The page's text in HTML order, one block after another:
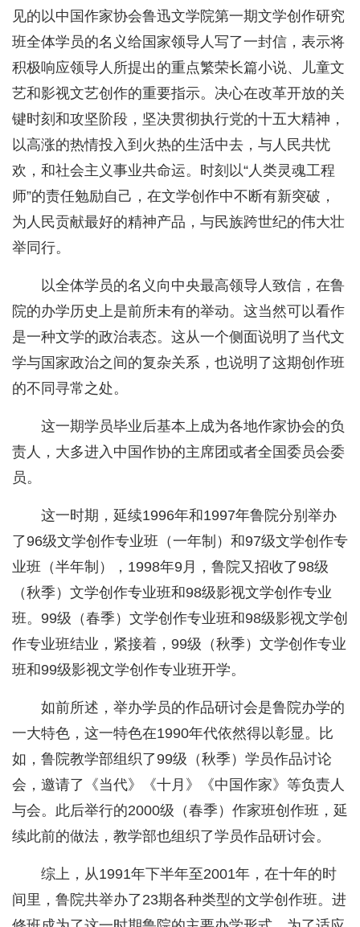
见的以中国作家协会鲁迅文学院第一期文学创作研究
班全体学员的名义给国家领导人写了一封信，表示将
积极响应领导人所提出的重点繁荣长篇小说、儿童文
艺和影视文艺创作的重要指示。决心在改革开放的关
键时刻和攻坚阶段，坚决贯彻执行党的十五大精神，
以高涨的热情投入到火热的生活中去，与人民共忧
欢，和社会主义事业共命运。时刻以“人类灵魂工程
师”的责任勉励自己，在文学创作中不断有新突破，
为人民贡献最好的精神产品，与民族跨世纪的伟大壮
举同行。
以全体学员的名义向中央最高领导人致信，在鲁
院的办学历史上是前所未有的举动。这当然可以看作
是一种文学的政治表态。这从一个侧面说明了当代文
学与国家政治之间的复杂关系，也说明了这期创作班
的不同寻常之处。
这一期学员毕业后基本上成为各地作家协会的负
责人，大多进入中国作协的主席团或者全国委员会委
员。
这一时期，延续1996年和1997年鲁院分别举办
了96级文学创作专业班（一年制）和97级文学创作专
业班（半年制），1998年9月，鲁院又招收了98级
（秋季）文学创作专业班和98级影视文学创作专业
班。99级（春季）文学创作专业班和98级影视文学创
作专业班结业，紧接着，99级（秋季）文学创作专业
班和99级影视文学创作专业班开学。
如前所述，举办学员的作品研讨会是鲁院办学的
一大特色，这一特色在1990年代依然得以彰显。比
如，鲁院教学部组织了99级（秋季）学员作品讨论
会，邀请了《当代》《十月》《中国作家》等负责人
与会。此后举行的2000级（春季）作家班创作班，延
续此前的做法，教学部也组织了学员作品研讨会。
综上，从1991年下半年至2001年，在十年的时
间里，鲁院共举办了23期各种类型的文学创作班。进